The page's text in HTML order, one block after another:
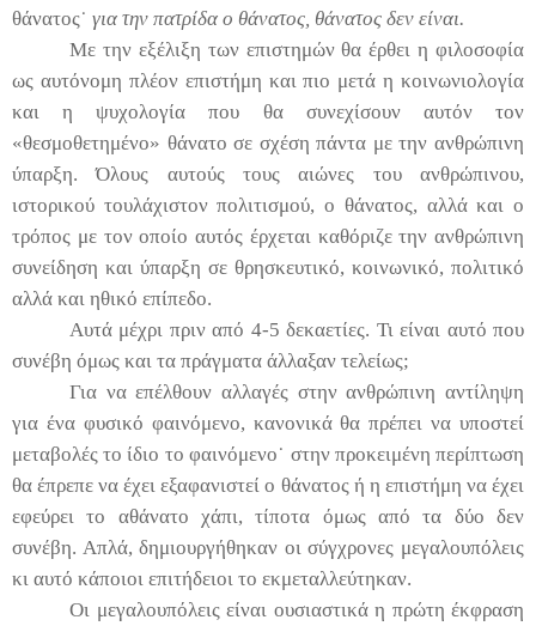
θάνατος˙ για την πατρίδα ο θάνατος, θάνατος δεν είναι.
Με την εξέλιξη των επιστημών θα έρθει η φιλοσοφία
ως αυτόνομη πλέον επιστήμη και πιο μετά η κοινωνιολογία
και η ψυχολογία που θα συνεχίσουν αυτόν τον
«θεσμοθετημένο» θάνατο σε σχέση πάντα με την ανθρώπινη
ύπαρξη. Όλους αυτούς τους αιώνες του ανθρώπινου,
ιστορικού τουλάχιστον πολιτισμού, ο θάνατος, αλλά και ο
τρόπος με τον οποίο αυτός έρχεται καθόριζε την ανθρώπινη
συνείδηση και ύπαρξη σε θρησκευτικό, κοινωνικό, πολιτικό
αλλά και ηθικό επίπεδο.
Αυτά μέχρι πριν από 4-5 δεκαετίες. Τι είναι αυτό που
συνέβη όμως και τα πράγματα άλλαξαν τελείως;
Για να επέλθουν αλλαγές στην ανθρώπινη αντίληψη
για ένα φυσικό φαινόμενο, κανονικά θα πρέπει να υποστεί
μεταβολές το ίδιο το φαινόμενο˙ στην προκειμένη περίπτωση
θα έπρεπε να έχει εξαφανιστεί ο θάνατος ή η επιστήμη να έχει
εφεύρει το αθάνατο χάπι, τίποτα όμως από τα δύο δεν
συνέβη. Απλά, δημιουργήθηκαν οι σύγχρονες μεγαλουπόλεις
κι αυτό κάποιοι επιτήδειοι το εκμεταλλεύτηκαν.
Οι μεγαλουπόλεις είναι ουσιαστικά η πρώτη έκφραση